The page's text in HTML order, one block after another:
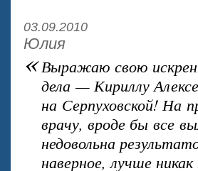
03.09.2010
Юлия
«Выражаю свою
дела — Кириллу
на Серпуховской! На
врачу, вроде бы все
недовольна
наверное, лучше